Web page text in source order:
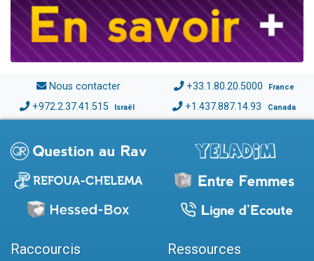
Nous contacter +33.1.80.20.5000 France
+972.2.37.41.515 Israël +1.437.887.14.93 Canada
Raccourcis Ressources